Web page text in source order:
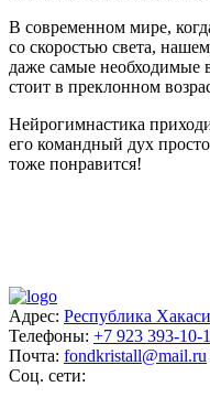
В современном мире,
со скоростью света,
даже самые необходимые
стоит в преклонном
Нейрогимнастика
его командный дух
тоже понравится!
Адрес: Республика
Телефоны: +7 923 393-10-
Почта: fondkristall@mail.ru
Соц. сети: